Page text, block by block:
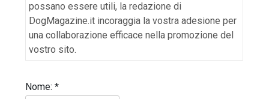
possano essere utili, la redazione di
DogMagazine.it incoraggia la vostra adesione per
una collaborazione efficace nella promozione del
vostro sito.
Nome:*